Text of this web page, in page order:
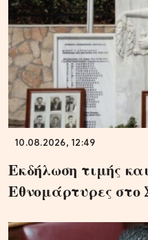
10.08.2026, 12:49
Εκδήλωση τιμής
Εθνομάρτυρες στο